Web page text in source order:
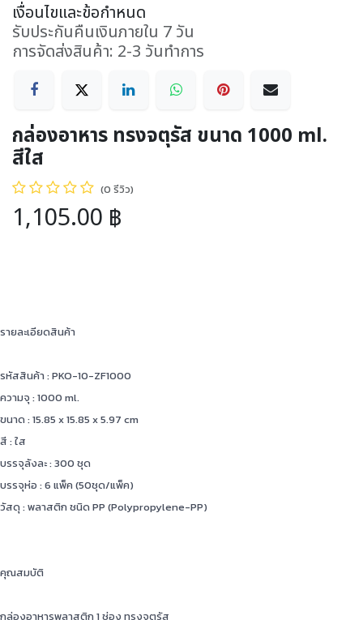
เงื่อนไขและข้อกำหนด
รับประกันคืนเงินภายใน 7 วัน
การจัดส่งสินค้า: 2-3 วันทำการ
กล่องอาหาร ทรงจตุรัส ขนาด 1000 ml.
สีใส
(0 รีวิว)
1,105.00 ฿
รายละเอียดสินค้า
รหัสสินค้า : PKO-10-ZF1000
ความจุ : 1000 ml.
ขนาด : 15.85 x 15.85 x 5.97 cm
สี : ใส
บรรจุลังละ : 300 ชุด
บรรจุห่อ : 6 แพ็ค (50ชุด/แพ็ค)
วัสดุ : พลาสติก ชนิด PP (Polypropylene-PP)
คุณสมบัติ
กล่องอาหารพลาสติก 1 ช่อง ทรงจตุรัส